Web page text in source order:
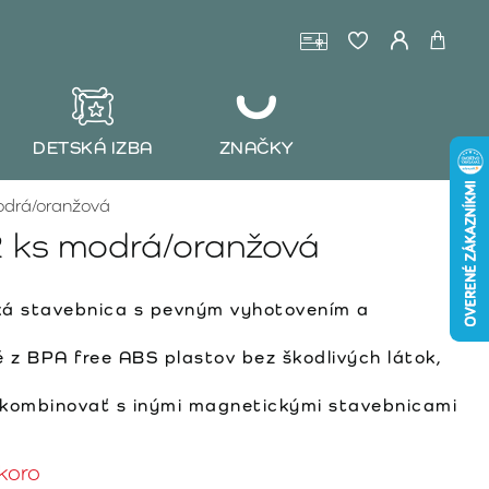
DETSKÁ IZBA ZNAČKY
modrá/oranžová
oranžová
stavebnica s pevným vyhotovením a
z BPA free ABS plastov bez škodlivých látok,
s inými magnetickými stavebnicami